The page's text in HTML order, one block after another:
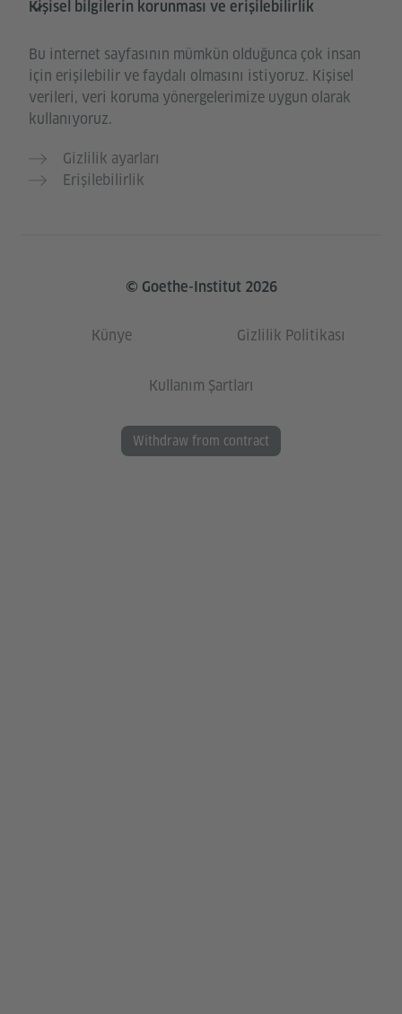
Kişisel bilgilerin korunması ve erişilebilirlik
Bu internet sayfasının mümkün olduğunca çok insan
için erişilebilir ve faydalı olmasını istiyoruz. Kişisel
verileri, veri koruma yönergelerimize uygun olarak
kullanıyoruz.
Gizlilik ayarları
Erişilebilirlik
© Goethe-Institut 2026
Künye Gizlilik Politikası
Kullanım Şartları
Withdraw from contract